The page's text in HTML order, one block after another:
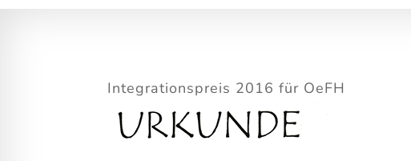
Integrationspreis 2016 für OeFH